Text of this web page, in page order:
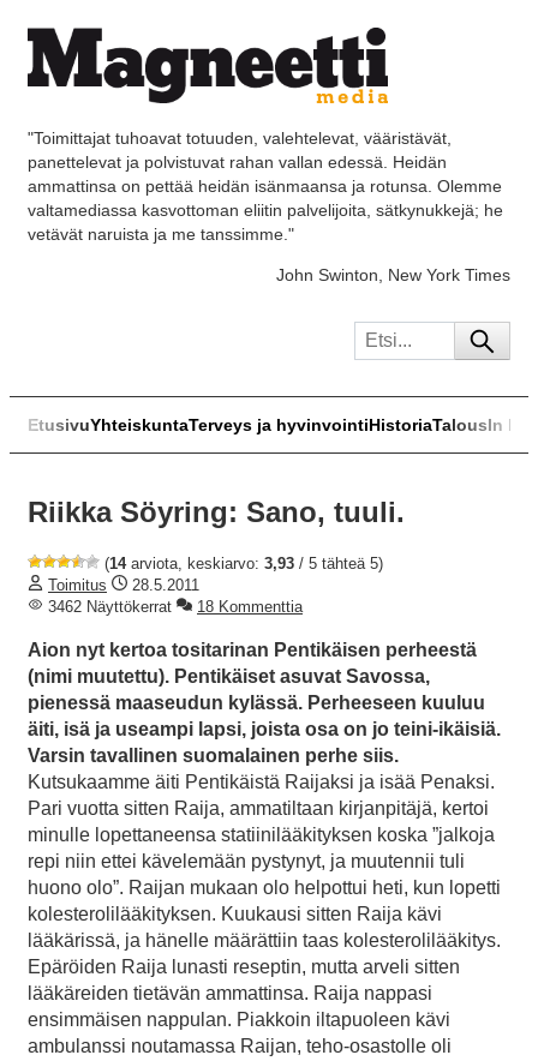
"Toimittajat tuhoavat totuuden, valehtelevat, vääristävät,
panettelevat ja polvistuvat rahan vallan edessä. Heidän
ammattinsa on pettää heidän isänmaansa ja rotunsa. Olemme
valtamediassa kasvottoman eliitin palvelijoita, sätkynukkejä; he
vetävät naruista ja me tanssimme."
John Swinton, New York Times
EtusivuYhteiskuntaTerveys ja hyvinvointiHistoriaTalousIn
Riikka Söyring: Sano, tuuli.
(14arviota, keskiarvo: 3,93 / 5 tähteä 5)
Toimitus
28.5.2011
3462 Näyttökerrat
18 Kommenttia
Aion nyt kertoa tositarinan Pentikäisen perheestä
(nimi muutettu). Pentikäiset asuvat Savossa,
pienessä maaseudun kylässä. Perheeseen kuuluu
äiti, isä ja useampi lapsi, joista osa on jo teini-ikäisiä.
Varsin tavallinen suomalainen perhe siis.
Kutsukaamme äiti Pentikäistä Raijaksi ja isää Penaksi.
Pari vuotta sitten Raija, ammatiltaan kirjanpitäjä, kertoi
minulle lopettaneensa statiinilääkityksen koska ”jalkoja
repi niin ettei kävelemään pystynyt, ja muutennii tuli
huono olo”. Raijan mukaan olo helpottui heti, kun lopetti
kolesterolilääkityksen. Kuukausi sitten Raija kävi
lääkärissä, ja hänelle määrättiin taas kolesterolilääkitys.
Epäröiden Raija lunasti reseptin, mutta arveli sitten
lääkäreiden tietävän ammattinsa. Raija nappasi
ensimmäisen nappulan. Piakkoin iltapuoleen kävi
ambulanssi noutamassa Raijan, teho-osastolle oli